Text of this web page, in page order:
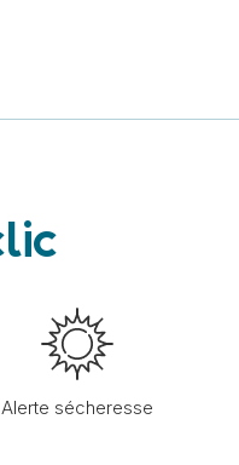
Alerte sécheresse